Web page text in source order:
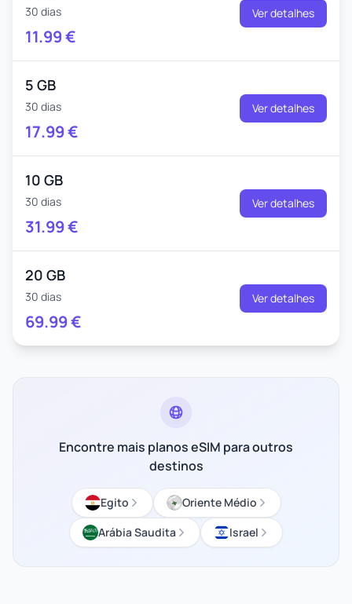
30 dias
11.99€
Ver detalhes
5 GB
30 dias
17.99€
Ver detalhes
10 GB
30 dias
31.99€
Ver detalhes
20 GB
30 dias
69.99€
Ver detalhes
Encontre mais planos eSIM para outros
destinos
Egito
Oriente Médio
Arábia Saudita
Israel